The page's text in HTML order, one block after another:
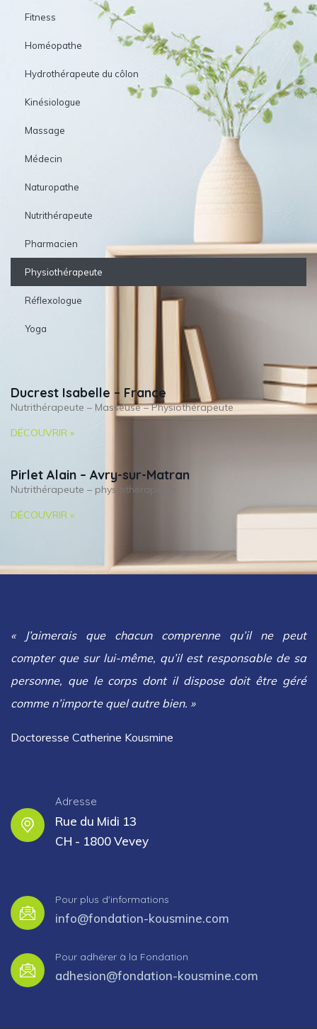
Fitness
Homéopathe
Hydrothérapeute du côlon
Kinésiologue
Massage
Médecin
Naturopathe
Nutrithérapeute
Pharmacien
Physiothérapeute
Réflexologue
Yoga
Ducrest Isabelle – France
Nutrithérapeute – Masseuse – Physiothérapeute
DÉCOUVRIR »
Pirlet Alain – Avry-sur-Matran
Nutrithérapeute – physiothérapeute
DÉCOUVRIR »
« J’aimerais que chacun comprenne qu’il ne peut
compter que sur lui-même, qu’il est responsable de sa
personne, que le corps dont il dispose doit être géré
comme n’importe quel autre bien. »
Doctoresse Catherine Kousmine
Adresse
Rue du Midi 13
CH - 1800 Vevey
Pour plus d'informations
info@fondation-kousmine.com
Pour adhérer à la Fondation
adhesion@fondation-kousmine.com